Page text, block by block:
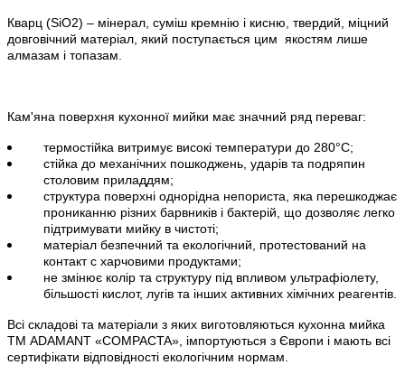
Кварц (SiO2) – мінерал, суміш кремнію і кисню, твердий, міцний
довговічний матеріал, який поступається цим якостям лише
алмазам і топазам.
Кам'яна поверхня кухонної мийки має значний ряд переваг:
термостійка витримує високі температури до 280°С;
стійка до механічних пошкоджень, ударів та подряпин
столовим приладдям;
структура поверхні однорідна непориста, яка перешкоджає
прониканню різних барвників і бактерій, що дозволяє легко
підтримувати мийку в чистоті;
матеріал безпечний та екологічний, протестований на
контакт с харчовими продуктами;
не змінює колір та структуру під впливом ультрафіолету,
більшості кислот, лугів та інших активних хімічних реагентів.
Всі складові та матеріали з яких виготовляються кухонна мийка
ТМ ADAMANT «COMPACTA» , імпортуються з Європи і мають всі
сертифікати відповідності екологічним нормам.